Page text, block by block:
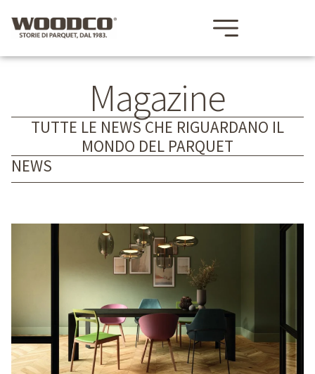
Magazine
TUTTE LE NEWS CHE RIGUARDANO IL
MONDO DEL PARQUET
NEWS